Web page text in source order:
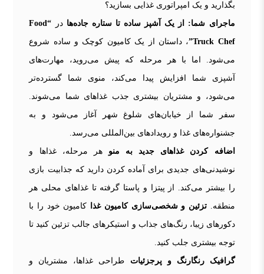
بگذارید و یک امپراتوری غذایی بسازید؟
ماجرای شما: از یک آشپز ساده تا ستاره جاده‌هادر “Food
Truck Chef” ، داستان از یک کامیون کوچک و ساده شروع
می‌شود. اما با هر مرحله که پیش می‌روید، مهارت‌های
آشپزی شما افزایش پیدا می‌کند، منوی شما گسترده‌تر
می‌شود، و مشتریان بیشتری جذب غذاهای شما می‌شوند.
سفر شما از خیابان‌های شلوغ شهر آغاز می‌شود و به
جشنواره‌های غذا و رویدادهای بین‌المللی می‌رسد.
اضافه کردن غذاهای جدید به منوهر مرحله، غذاها و
نوشیدنی‌های جدیدی برای آماده کردن دارید که جذابیت بازی
را بیشتر می‌کند. از پیتزا و پاستا گرفته تا غذاهای محلی هر
منطقه.تزئین و شخصی‌سازی کامیون غذا کامیون خود را با
دکورهای زیبا، رنگ‌های جذاب و استیکرهای جالب تزئین کنید تا
توجه بیشتری جلب کنید.
گرافیک رنگارنگ و پرجزئیات طراحی غذاها، مشتریان و